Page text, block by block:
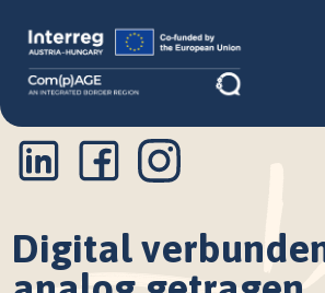
Digital